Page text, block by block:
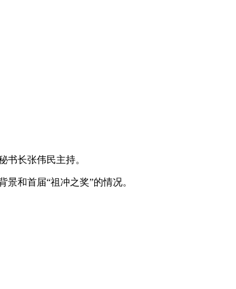
长张伟民主持。
和首届“祖冲之奖”的情况。